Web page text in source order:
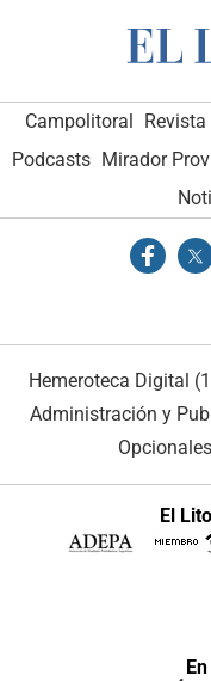
Campolitoral
Podcasts Mirador
Hemeroteca Digital
Administración y
El